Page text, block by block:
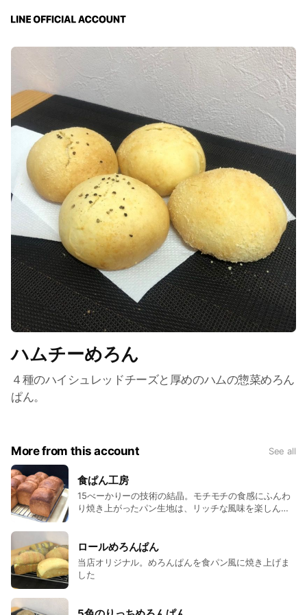
ハムチーめろん
４種のハイシュレッドチーズと厚めのハムの惣菜めろん
ぱん。
More from this account See all
食ぱん工房
15べーかりーの技術の結晶。モチモチの食感にふんわ
り焼き上がったパン生地は、リッチな風味を楽しんで
ロールめろんぱん
当店オリジナル。めろんぱんを食パン風に焼き上げま
した